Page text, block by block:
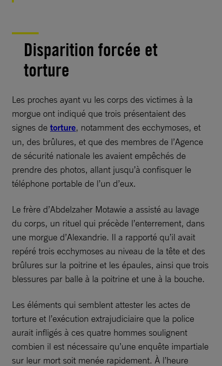
Disparition forcée et
torture
Les proches ayant vu les corps des victimes à la
morgue ont indiqué que trois présentaient des
signes de torture, notamment des ecchymoses, et
un, des brûlures, et que des membres de l’Agence
de sécurité nationale les avaient empêchés de
prendre des photos, allant jusqu’à confisquer le
téléphone portable de l’un d’eux.
Le frère d’Abdelzaher Motawie a assisté au lavage
du corps, un rituel qui précède l’enterrement, dans
une morgue d’Alexandrie. Il a rapporté qu’il avait
repéré trois ecchymoses au niveau de la tête et des
brûlures sur la poitrine et les épaules, ainsi que trois
blessures par balle à la poitrine et une à la bouche.
Les éléments qui semblent attester les actes de
torture et l’exécution extrajudiciaire que la police
aurait infligés à ces quatre hommes soulignent
combien il est nécessaire qu’une enquête impartiale
sur leur mort soit menée rapidement. À l’heure